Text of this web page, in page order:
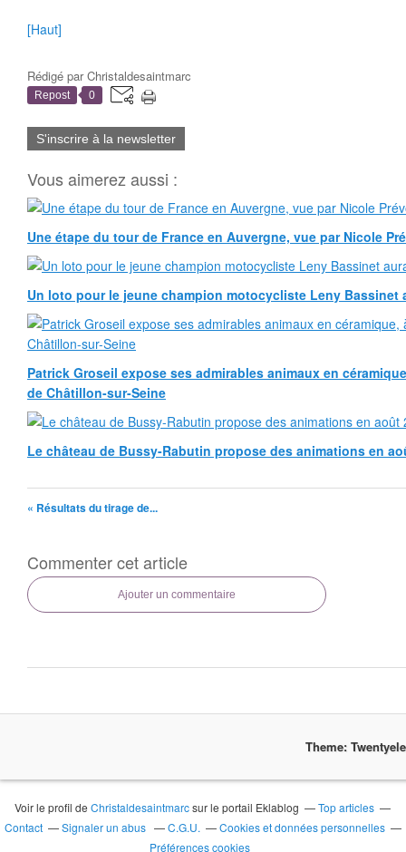
[Haut]
Rédigé parChristaldesaintmarc
Repost 0
S'inscrire à la newsletter
Vous aimerez aussi :
Une étape du tour de France en Auvergne, vue par Nicole
Un loto pour le jeune champion motocycliste Leny Bassinet
Patrick Groseil expose ses admirables animaux en
de Châtillon-sur-Seine
Le château de Bussy-Rabutin propose des animations en
« Résultats du tirage de...
Commenter cet article
Ajouter un commentaire
Theme:
Voir le profil deChristaldesaintmarcsur le portail Eklablog
Top articles
Contact
Signaler un abus C.G.U.
Cookies et données personnelles
Préférences cookies